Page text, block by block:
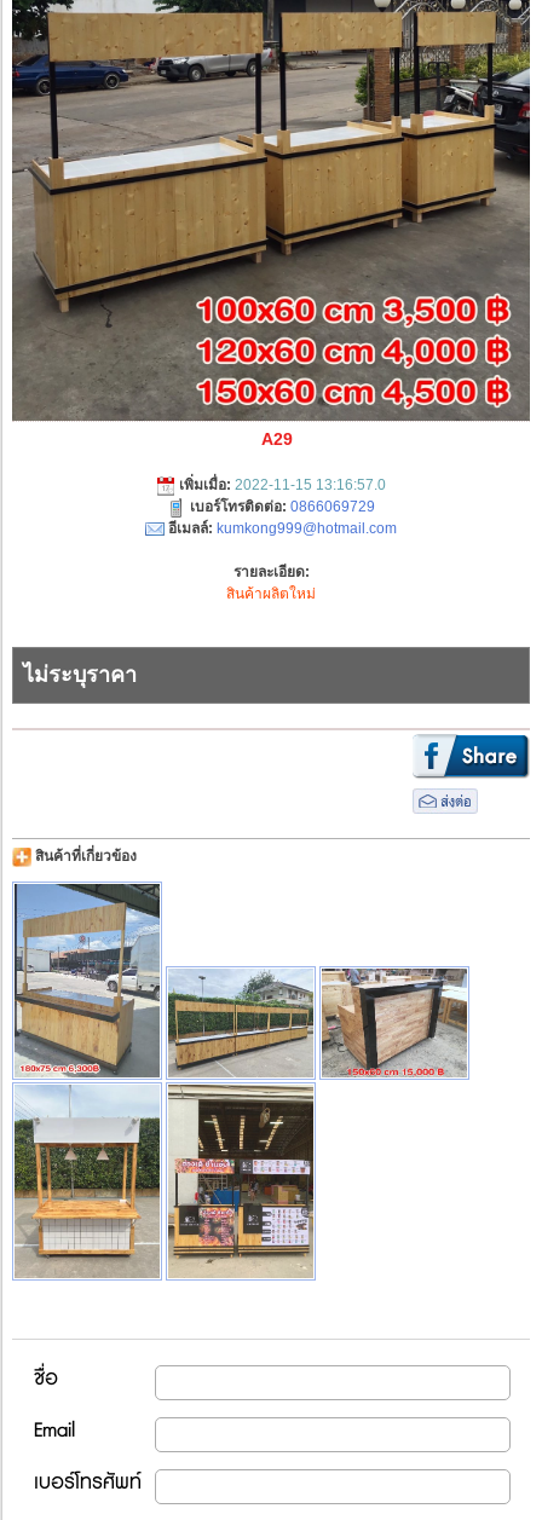
A29
เพิ่มเมื่อ: 2022-11-15 13:16:57.0
เบอร์โทรติดต่อ: 0866069729
อีเมลล์: kumkong999@hotmail.com
รายละเอียด:
สินค้าผลิตใหม่
ไม่ระบุราคา
สินค้าที่เกี่ยวข้อง
ชื่อ
Email
เบอร์โทรศัพท์